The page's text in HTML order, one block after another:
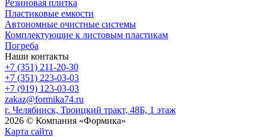
Резиновая плитка
Пластиковые емкости
Автономные очистные системы
Комплектующие к листовым пластикам
Погреба
Наши контакты
+7 (351) 211-20-30
+7 (351) 223-03-03
+7 (919) 123-03-03
zakaz@formika74.ru
г. Челябинск, Троицкий тракт, 48Б, 1 этаж
2026 © Компания «Формика»
Карта сайта